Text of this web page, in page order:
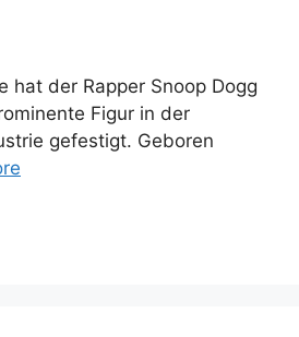
hat der Rapper Snoop Dogg
Figur in der
gefestigt. Geboren